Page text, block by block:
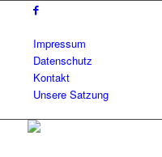
Impressum
Datenschutz
Kontakt
Unsere Satzung